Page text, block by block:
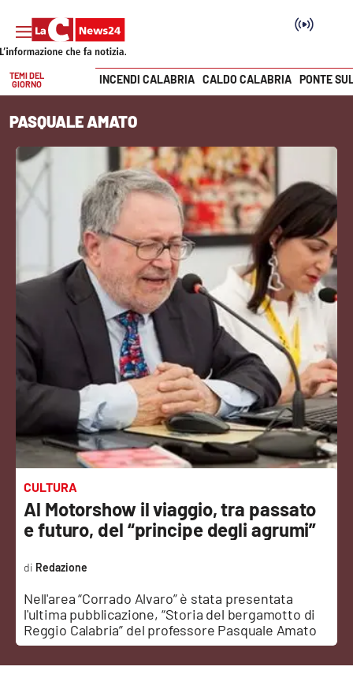
SEZIONI
Cronaca
Politica
Attualità
Economia e lavoro
Italia Mondo
Sanità
Sport
Cultura
Podcast
Meteo
Editoriali
VIDEO
Vai
TEMI DEL
GIORNO
INCENDI CALABRIA CALDO CALABRIA PONTE
PASQUALE AMATO
CULTURA
Al Motorshow il viaggio, tra passato
e futuro, del “principe degli agrumi”
Nell'area “Corrado Alvaro” è stata presentata
l'ultima pubblicazione, “Storia del bergamotto di
Reggio Calabria” del professore Pasquale Amato
Redazione